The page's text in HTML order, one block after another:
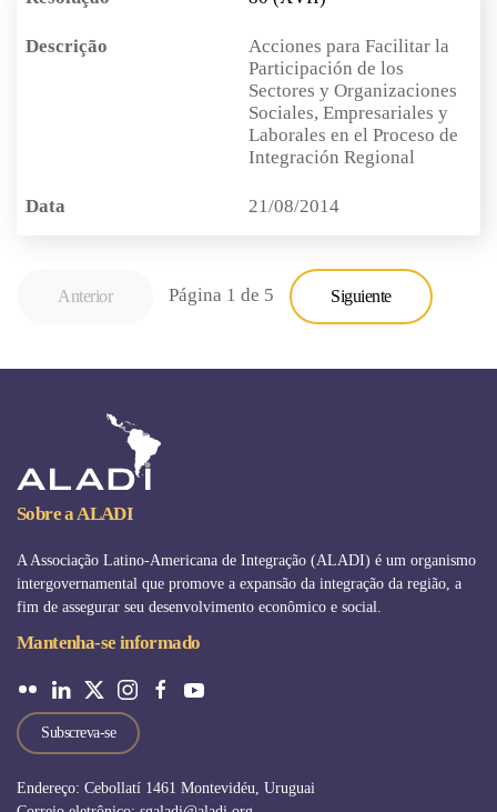
Acciones para Facilitar la
Participación de los
Sectores y Organizaciones
Sociales, Empresariales y
Laborales en el Proceso de
Integración Regional
21/08/2014
Anterior Página 1 de 5 Siguiente
Sobre a ALADI
A Associação Latino-Americana de Integração (ALADI) é um organismo
intergovernamental que promove a expansão da integração da região, a
fim de assegurar seu desenvolvimento econômico e social.
Mantenha-se informado
Subscreva-se
Endereço: Cebollatí 1461 Montevidéu, Uruguai